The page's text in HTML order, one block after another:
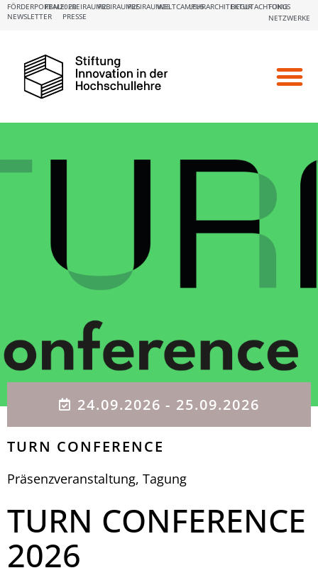
NEWSLETTER PRESSE
FÖRDERPORTALE:
FBM2020FREIRAUM23FREIRAUM25FREIRAUM26WELTCAMPUSLEHRARCHITEKTURBEGUTACHTUNG
FOKUS
NETZWERKE
24.09.2026 - 25.09.2026
TURN CONFERENCE
Präsenzveranstaltung, Tagung
TURN CONFERENCE
2026